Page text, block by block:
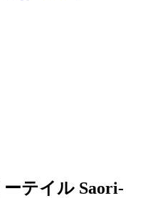
テイル Saori-